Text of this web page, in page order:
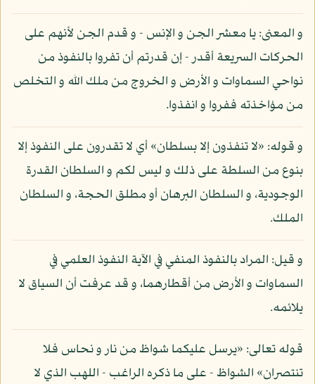
و المعنى: يا معشر الجن و الإنس - و قدم الجن لأنهم على
الحركات السريعة أقدر - إن قدرتم أن تفروا بالنفوذ من
نواحي السماوات و الأرض و الخروج من ملك الله و التخلص
من مؤاخذته ففروا و انفذوا.
و قوله: «لا تنفذون إلا بسلطان» أي لا تقدرون على النفوذ إلا
بنوع من السلطة على ذلك و ليس لكم و السلطان القدرة
الوجودية، و السلطان البرهان أو مطلق الحجة، و السلطان
الملك.
و قيل: المراد بالنفوذ المنفي في الآية النفوذ العلمي في
السماوات و الأرض من أقطارهما، و قد عرفت أن السياق لا
يلائمه.
قوله تعالى: «يرسل عليكما شواظ من نار و نحاس فلا
تنتصران» الشواظ - على ما ذكره الراغب - اللهب الذي لا